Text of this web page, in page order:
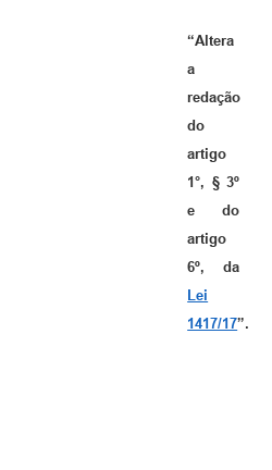
“Altera
a
redação
do
artigo
1°, § 3º
e do
artigo
6º, da
Lei
1417/17”.